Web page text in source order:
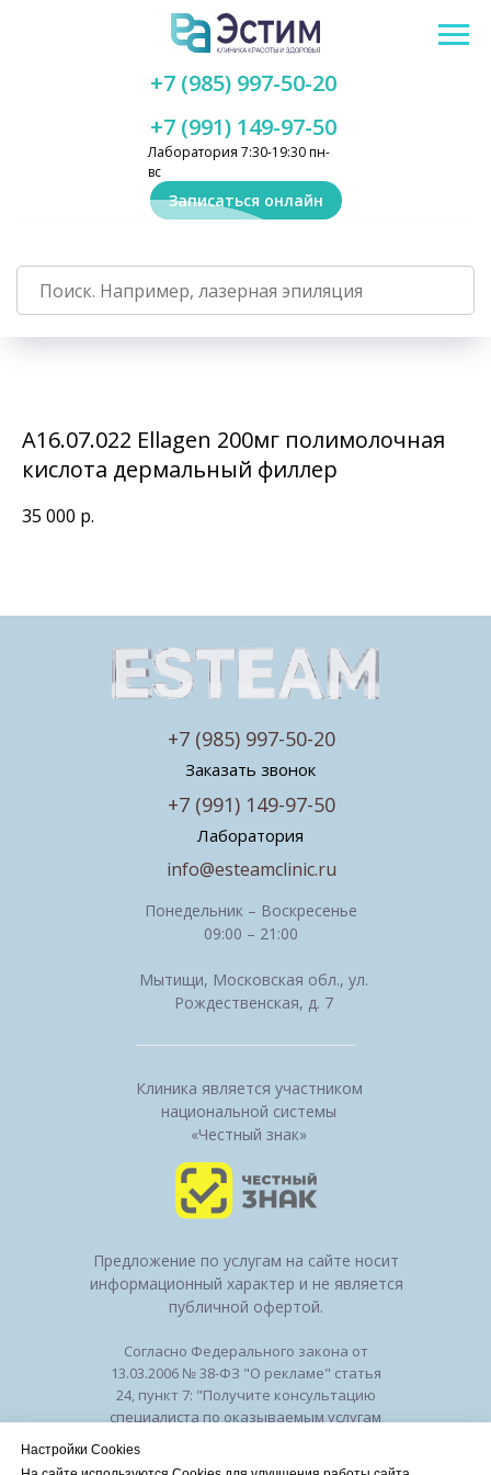
Лаборатория 7:30-19:30 пн-
вс
+7 (991) 149-97-50
+7 (985) 997-50-20
Записаться онлайн
А16.07.022 Ellagen 200мг полимолочная
кислота дермальный филлер
35 000 р.
Клиника является участником
национальной системы
«Честный знак»
Понедельник – Воскресенье
09:00 – 21:00
Мытищи, Московская обл., ул.
Рождественская, д. 7
Заказать звонок
Лаборатория
info@esteamclinic.ru
+7 (991) 149-97-50
+7 (985) 997-50-20
Предложение по услугам на сайте носит
информационный характер и не является
публичной офертой.
Согласно Федерального закона от
13.03.2006 № 38-ФЗ "О рекламе" статья
24, пункт 7: "Получите консультацию
специалиста по оказываемым услугам
Настройки Cookies